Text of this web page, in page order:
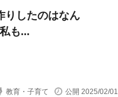
りしたのはなん
も...
教育・子育て 公開 2025/02/01